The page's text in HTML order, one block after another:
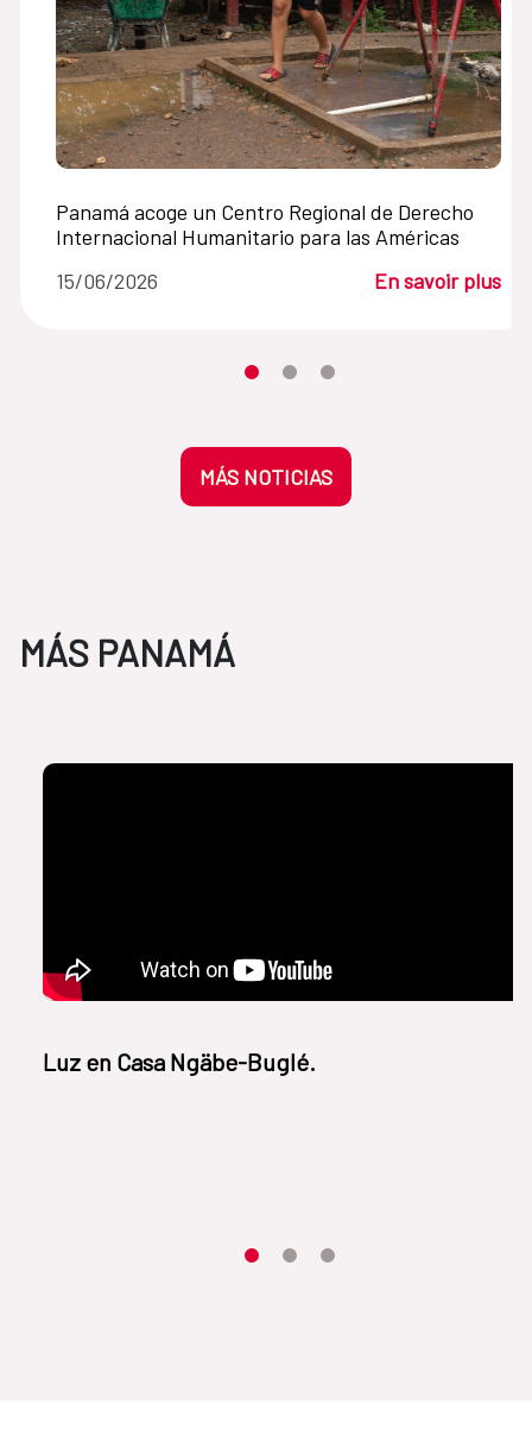
Panamá acoge un Centro Regional de Derecho
Internacional Humanitario para las Américas
15/06/2026
En savoir plus
Desplaza el carrusel hasta su
Desplaza el carrusel hasta su
Desplaza el carrusel
MÁS NOTICIAS
MÁS PANAMÁ
Luz en Casa Ngäbe-Buglé.
Item 1Item2Item3